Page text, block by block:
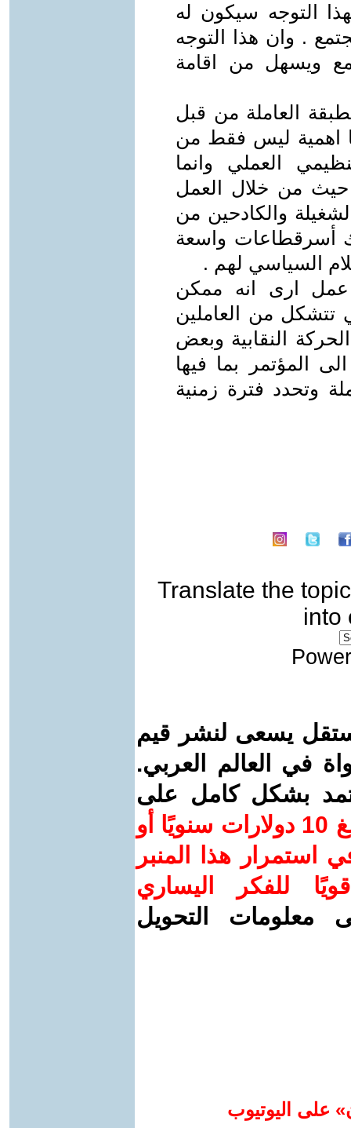
التوجه سيكون له
. وان هذا التوجه
ويسهل من اقامة
العاملة من قبل
اهمية ليس فقط من
العملي وانما
حيث من خلال العمل
والكادحين من
أسرقطاعات واسعة
السياسي لهم .
ارى انه ممكن
تتشكل من العاملين
النقابية وبعض
المؤتمر بما فيها
وتحدد فترة زمنية
Translate the topic
into
يسعى لنشر قيم
في العالم العربي.
بشكل كامل على
ساهم/ي معنا! بدعمكم بمبلغ 10 دولارات سنويًا أو
استمرار هذا المنبر
للفكر اليساري
معلومات التحويل
على اليوتيوب